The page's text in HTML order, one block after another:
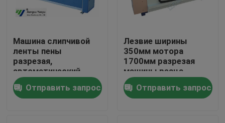
Дом
Машина слипчивой
ленты пены
разрезая,
автоматический
автомат для резки
крена ленты
Отправить запрос
Лезвие ширины
350мм мотора
1700мм разрезая
машины резца
рулона ткани
высокой
эффективности
Отправить запрос